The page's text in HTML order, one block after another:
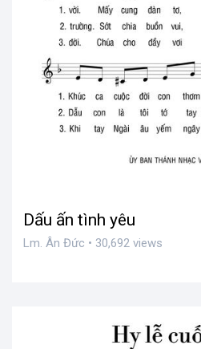
Dấu ấn tình yêu
Lm. Ân Đức • 30,692 views